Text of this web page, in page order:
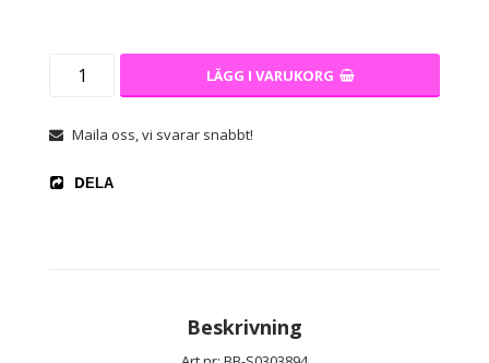
LÄGG I VARUKORG
Maila oss, vi svarar snabbt!
DELA
Beskrivning